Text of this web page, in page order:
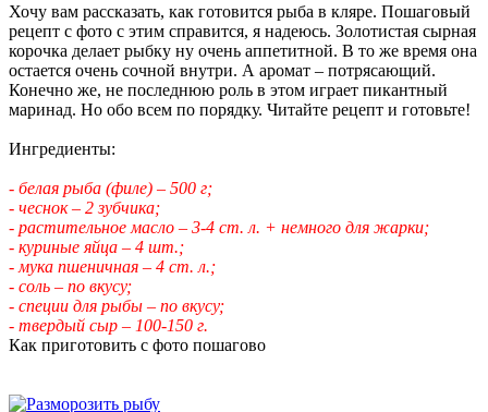
Хочу вам рассказать, как готовится рыба в кляре. Пошаговый
рецепт с фото с этим справится, я надеюсь. Золотистая сырная
корочка делает рыбку ну очень аппетитной. В то же время она
остается очень сочной внутри. А аромат – потрясающий.
Конечно же, не последнюю роль в этом играет пикантный
маринад. Но обо всем по порядку. Читайте рецепт и готовьте!
Ингредиенты:
- белая рыба (филе) – 500 г;
- чеснок – 2 зубчика;
- растительное масло – 3-4 ст. л. + немного для жарки;
- куриные яйца – 4 шт.;
- мука пшеничная – 4 ст. л.;
- соль – по вкусу;
- специи для рыбы – по вкусу;
- твердый сыр – 100-150 г.
Как приготовить с фото пошагово